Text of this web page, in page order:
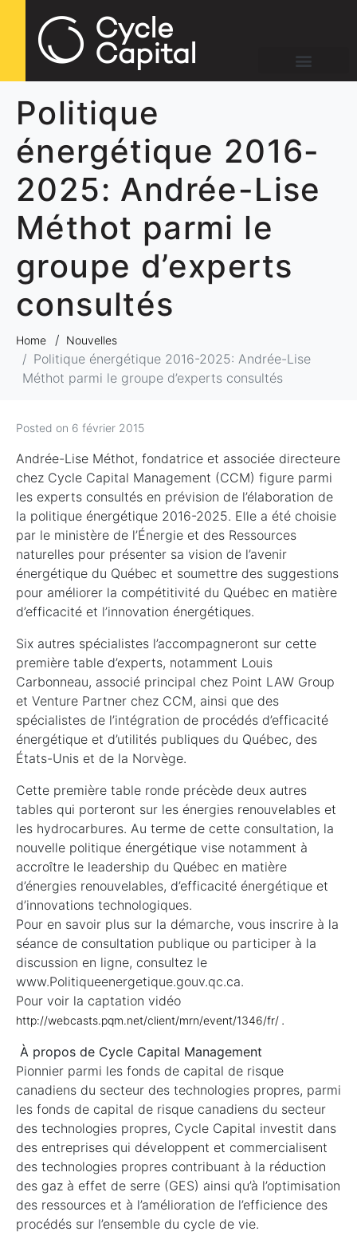
Politique
énergétique 2016-
2025: Andrée-Lise
Méthot parmi le
groupe d’experts
consultés
Home Nouvelles
Politique énergétique 2016-2025: Andrée-Lise
Méthot parmi le groupe d’experts consultés
Posted on 6 février 2015
Andrée-Lise Méthot, fondatrice et associée directeure
chez Cycle Capital Management (CCM) figure parmi
les experts consultés en prévision de l’élaboration de
la politique énergétique 2016-2025. Elle a été choisie
par le ministère de l’Énergie et des Ressources
naturelles pour présenter sa vision de l’avenir
énergétique du Québec et soumettre des suggestions
pour améliorer la compétitivité du Québec en matière
d’efficacité et l’innovation énergétiques.
Six autres spécialistes l’accompagneront sur cette
première table d’experts, notamment Louis
Carbonneau, associé principal chez Point LAW Group
et Venture Partner chez CCM, ainsi que des
spécialistes de l’intégration de procédés d’efficacité
énergétique et d’utilités publiques du Québec, des
États-Unis et de la Norvège.
Cette première table ronde précède deux autres
tables qui porteront sur les énergies renouvelables et
les hydrocarbures. Au terme de cette consultation, la
nouvelle politique énergétique vise notamment à
accroître le leadership du Québec en matière
d’énergies renouvelables, d’efficacité énergétique et
d’innovations technologiques.
Pour en savoir plus sur la démarche, vous inscrire à la
séance de consultation publique ou participer à la
discussion en ligne, consultez le
www.Politiqueenergetique.gouv.qc.ca.
Pour voir la captation vidéo
http://webcasts.pqm.net/client/mrn/event/1346/fr/ .
À propos de Cycle Capital Management
Pionnier parmi les fonds de capital de risque
canadiens du secteur des technologies propres, parmi
les fonds de capital de risque canadiens du secteur
des technologies propres, Cycle Capital investit dans
des entreprises qui développent et commercialisent
des technologies propres contribuant à la réduction
des gaz à effet de serre (GES) ainsi qu’à l’optimisation
des ressources et à l’amélioration de l’efficience des
procédés sur l’ensemble du cycle de vie.